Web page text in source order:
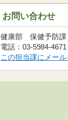
お問い合わせ
健康部 保健予防
電話：03-5984-
この担当課にメール